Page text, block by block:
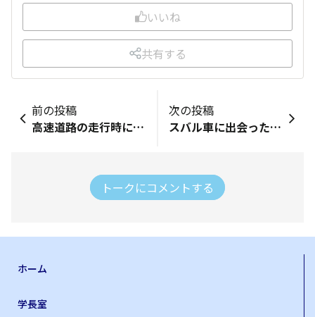
いいね
共有する
前の投稿
高速道路の走行時にはアイサイトが欠かせませんが、一般道でもアイサイトがサポートしてくれます。 ぶつからないサポートだけでなく、先行車発進、青信号お知らせなどもサポートしてくれます。 これからも私を守ってください。 #私を守るスバル
次の投稿
スバル車に出会ったのは bp9アウトバックでしたそれまでは ホンダ車かトヨタ車でした しかしアウトバックにしてから 走りの愉しさ安全性どこまでも 車を走らせたいという気持ちに させてくれました。 アウトバックは山でも市街地でも 乗りこなせるとてもオシャレな 車で最高でした。 今はアウトバックを手放して しまいましたが 現在所有の車はbe5レガシィB4です この車に出会いますますスバルの 車に惚れ込んでしまいました デザイン・走りの愉しさ・安全です 車のエンジンをかけるたびに 遠くに走りに行きたいと思わせて くれます 後は家の車もBRレガシィBスピリットで こっちはターボではないですが 2.5Lという安定した排気量に Iモード・Sモード・S#とその状況で切り替えが出来とても楽しい車です これからも大切にしていこうと思います
トークにコメントする
ホーム
学長室